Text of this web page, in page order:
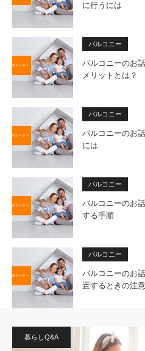
に行うには
バルコニー
バルコニーのお
メリットとは？
バルコニー
バルコニーのお
には
バルコニー
バルコニーのお
する手順
バルコニー
バルコニーのお
置するときの注
暮らしQ&A